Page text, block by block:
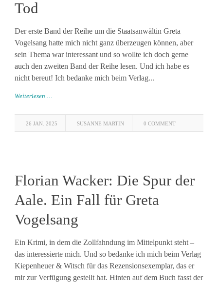
Tod
Der erste Band der Reihe um die Staatsanwältin Greta
Vogelsang hatte mich nicht ganz überzeugen können, aber
sein Thema war interessant und so wollte ich doch gerne
auch den zweiten Band der Reihe lesen. Und ich habe es
nicht bereut! Ich bedanke mich beim Verlag...
Weiterlesen …
26 JAN. 2025 SUSANNE MARTIN 0 COMMENT
Florian Wacker: Die Spur der
Aale. Ein Fall für Greta
Vogelsang
Ein Krimi, in dem die Zollfahndung im Mittelpunkt steht –
das interessierte mich. Und so bedanke ich mich beim Verlag
Kiepenheuer & Witsch für das Rezensionsexemplar, das er
mir zur Verfügung gestellt hat. Hinten auf dem Buch fasst der